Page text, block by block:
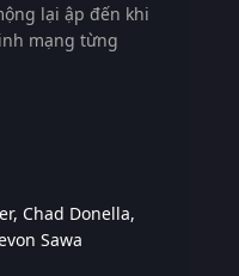
lại ập đến khi
mạng từng
Chad Donella
Sawa